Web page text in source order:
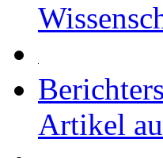
Artikel